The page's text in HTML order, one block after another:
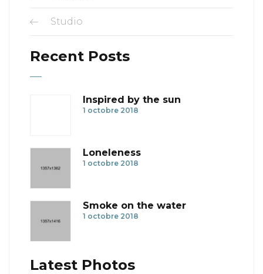
Studio
Recent Posts
Inspired by the sun
1 octobre 2018
Loneleness
1 octobre 2018
Smoke on the water
1 octobre 2018
Latest Photos